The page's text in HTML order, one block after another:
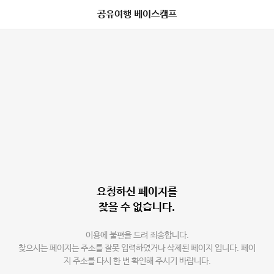
공유여행 베이스캠프
요청하신 페이지를
찾을 수 없습니다.
이용에 불편을 드려 죄송합니다.
찾으시는 페이지는 주소를 잘못 입력하였거나 삭제된 페이지 입니다. 페이
지 주소를 다시 한 번 확인해 주시기 바랍니다.